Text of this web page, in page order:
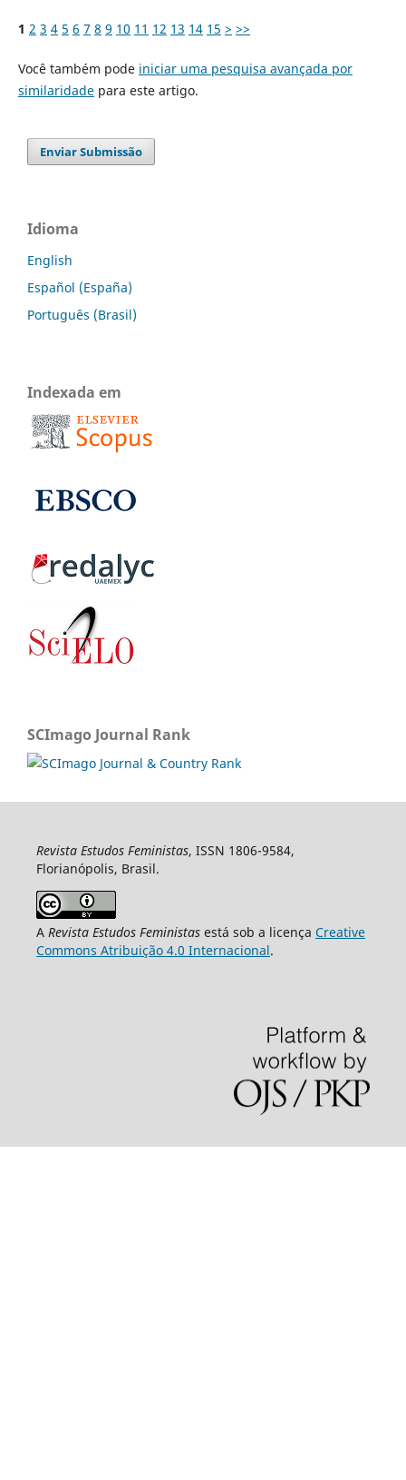
1 2 3 4 5 6 7 8 9 10 11 12 13 14 15 > >>
Você também pode iniciar uma pesquisa avançada por
similaridadepara este artigo.
Enviar Submissão
Idioma
English
Español (España)
Português (Brasil)
Indexada em
SCImago Journal Rank
Revista Estudos Feministas, ISSN 1806-9584,
Florianópolis, Brasil.
A Revista Estudos Feministasestá sob a licença Creative
Commons Atribuição 4.0 Internacional.